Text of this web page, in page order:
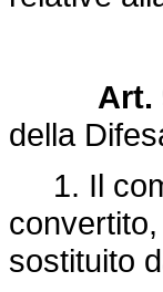
Art.
della
1. Il
sostituito